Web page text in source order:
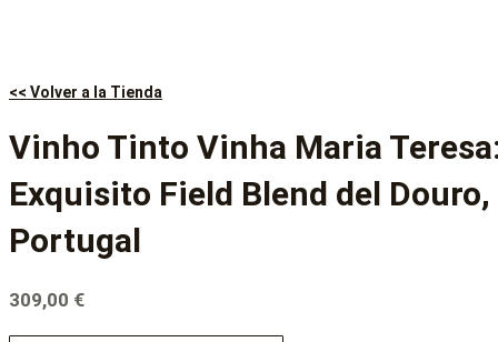
<< Volver a la Tienda
Vinho Tinto Vinha Maria
Exquisito Field Blend del Douro,
Portugal
309,00 €